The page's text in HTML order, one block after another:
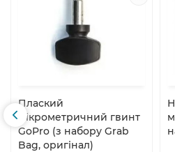
Плаский
мікрометричний гвинт
GoPro (з набору Grab
Bag, оригінал)